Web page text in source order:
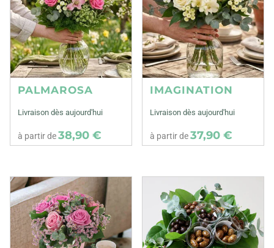
PALMAROSA
Livraison dès aujourd'hui
à partir de38,90 €
IMAGINATION
Livraison dès aujourd'hui
à partir de37,90 €